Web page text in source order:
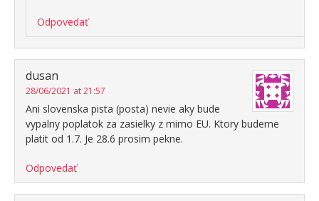
Odpovedať
dusan
28/06/2021 at 21:57
Ani slovenska pista (posta) nevie aky bude
vypalny poplatok za zasielky z mimo EU. Ktory budeme
platit od 1.7. Je 28.6 prosim pekne.
Odpovedať